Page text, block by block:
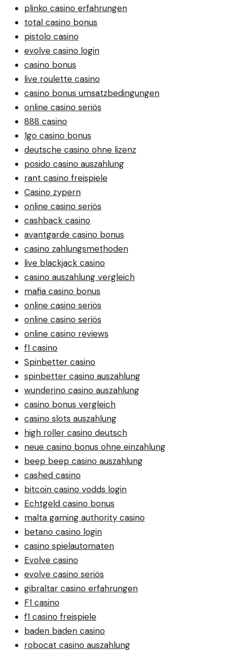
plinko casino erfahrungen
total casino bonus
pistolo casino
evolve casino login
casino bonus
live roulette casino
casino bonus umsatzbedingungen
online casino seriös
888 casino
1go casino bonus
deutsche casino ohne lizenz
posido casino auszahlung
rant casino freispiele
Casino zypern
online casino seriös
cashback casino
avantgarde casino bonus
casino zahlungsmethoden
live blackjack casino
casino auszahlung vergleich
mafia casino bonus
online casino seriös
online casino seriös
online casino reviews
f1 casino
Spinbetter casino
spinbetter casino auszahlung
wunderino casino auszahlung
casino bonus vergleich
casino slots auszahlung
high roller casino deutsch
neue casino bonus ohne einzahlung
beep beep casino auszahlung
cashed casino
bitcoin casino vodds login
Echtgeld casino bonus
malta gaming authority casino
betano casino login
casino spielautomaten
Evolve casino
evolve casino seriös
gibraltar casino erfahrungen
F1 casino
f1 casino freispiele
baden baden casino
robocat casino auszahlung